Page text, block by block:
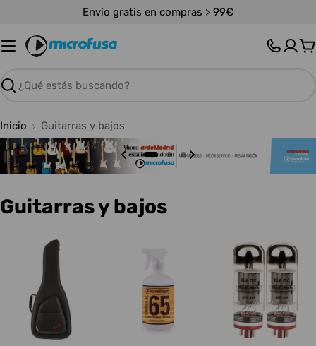
contenido
Envío gratis en compras > 99€
Buscar
Inicio Guitarras y bajos
C
Guitarras y bajos